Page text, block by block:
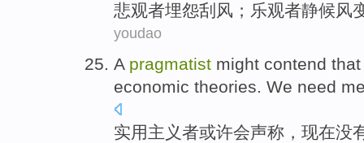
悲观者埋怨刮风 ； 乐观者静候风
youdao
A pragmatist might contend that
economic theories. We need
实用主义者或许会声称 ， 现在没